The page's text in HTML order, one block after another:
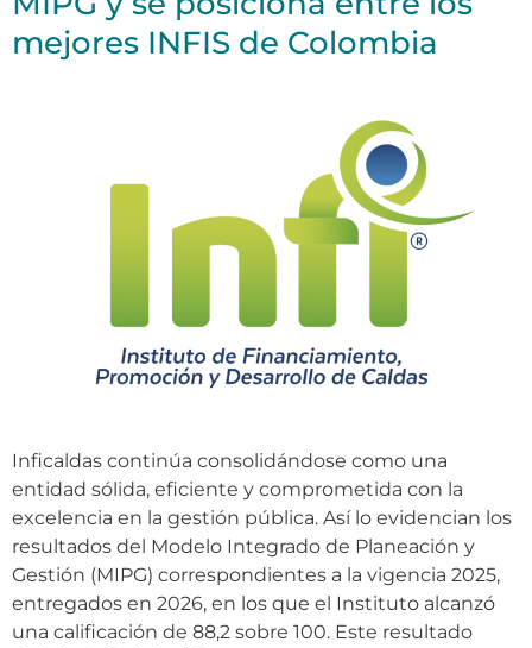
mejores INFIS de Colombia
Inficaldas continúa consolidándose como una
entidad sólida, eficiente y comprometida con la
excelencia en la gestión pública. Así lo evidencian los
resultados del Modelo Integrado de Planeación y
Gestión (MIPG) correspondientes a la vigencia 2025,
entregados en 2026, en los que el Instituto alcanzó
una calificación de 88,2 sobre 100. Este resultado